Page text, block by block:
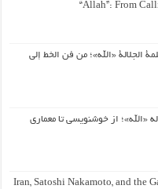
“Allah”: From
الجلالة «الله»؛ من فن الخط إلى
«الله»؛ از خوشنویسی تا معماری
Iran, Satoshi Nakamoto, and the